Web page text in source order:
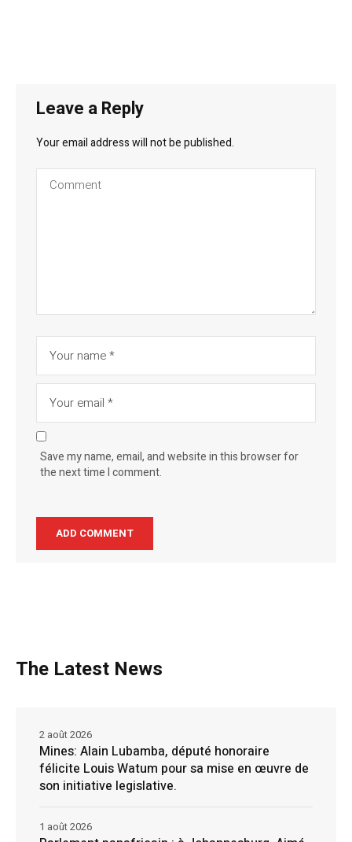
Leave a Reply
Your email address will not be published.
Save my name, email, and website in this browser for
the next time I comment.
The Latest News
Mines: Alain Lubamba, député honoraire
félicite Louis Watum pour sa mise en œuvre de
son initiative legislative.
2 août 2026
1 août 2026